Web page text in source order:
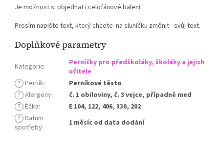
Je možnost si objednat i celofánové balení.
Prosím napište text, který chcete na sluníčku změnit - svůj text.
Doplňkové parametry
Kategorie:
Perníčky pro předškoláky, školáky a jejich
učitele
? Perník:
Perníkové těsto
? Alergeny:
č. 1 obiloviny, č. 3 vejce, případně med
? Éčka:
E 104, 122, 406, 330, 202
? Datum
spotřeby: 1 měsíc od data dodání